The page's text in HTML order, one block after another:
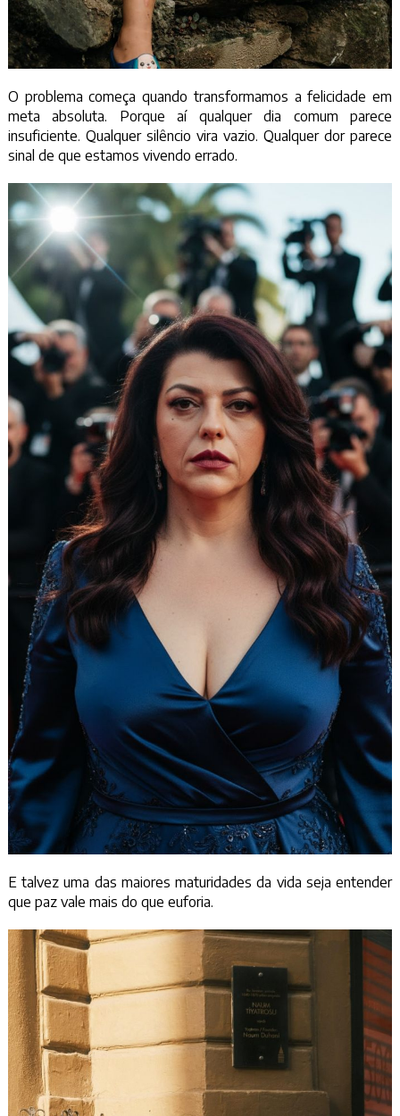
O problema começa quando transformamos a felicidade em
meta absoluta. Porque aí qualquer dia comum parece
insuficiente. Qualquer silêncio vira vazio. Qualquer dor parece
sinal de que estamos vivendo errado.
E talvez uma das maiores maturidades da vida seja entender
que paz vale mais do que euforia.